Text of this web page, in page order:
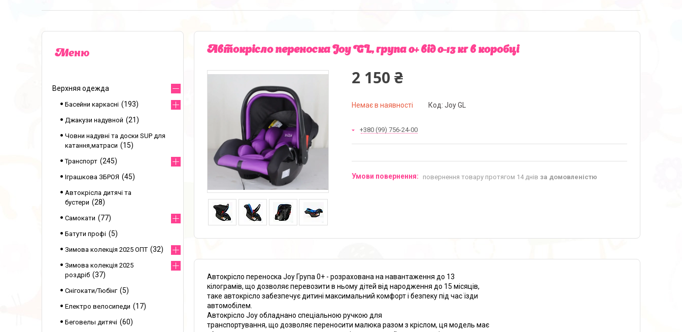
Автокрісло переноска Joy GL, група 0+ від 0-13 кг в коробці
2 150 ₴
Немає в наявності Код: Joy GL
+380 (99) 756-24-00
повернення товару протягом 14 днів за домовленістю
Автокрісло переноска Joy Група 0+ - розрахована на навантаження до 13
кілограмів, що дозволяє перевозити в ньому дітей від народження до 15 місяців,
таке автокрісло забезпечує дитині максимальний комфорт і безпеку під час їзди
автомобілем.
Автокрісло Joy обладнано спеціальною ручкою для
транспортування, що дозволяє переносити малюка разом з кріслом, ця модель має
Верхняя одежда
Басейни каркасні 193
Джакузи надувной 21
Човни надувні та доски SUP для
катання,матраси
15
Транспорт 245
Іграшкова ЗБРОЯ 45
Автокрісла дитячі та
бустери
28
Самокати 77
Батути профі 5
Зимова колекція 2025 ОПТ 32
Зимова колекція 2025
роздріб
37
Снігокати/Тюбінг 5
Електро велосипеди 17
Беговелы дитячі 60